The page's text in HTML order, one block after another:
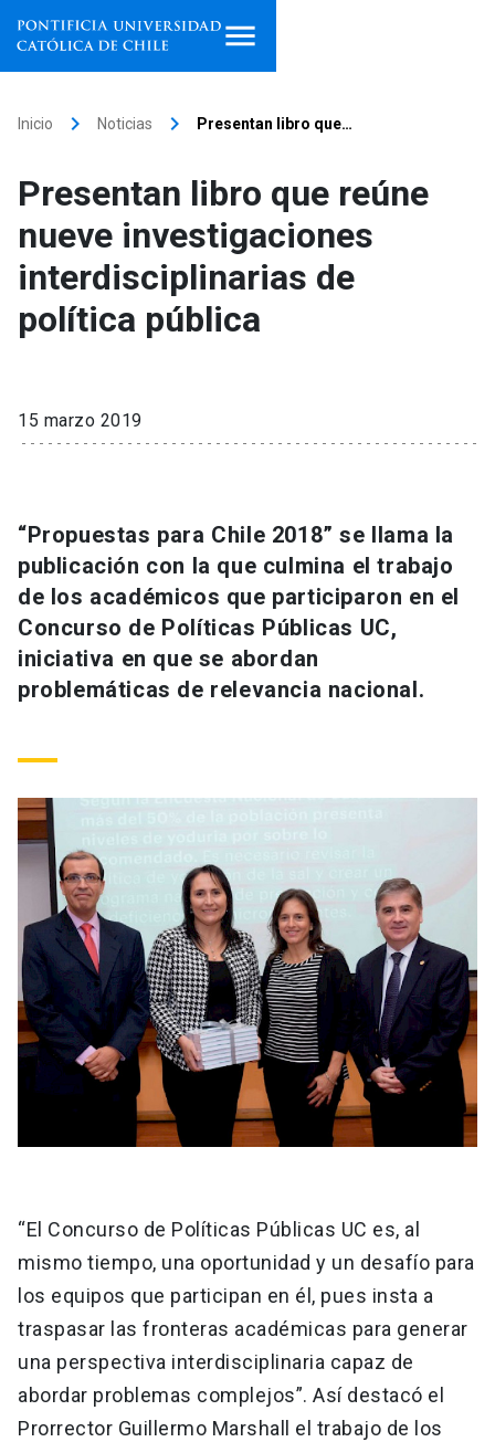
Facultades, escuelas e
institutos
Investigación
Información para keyboard_arrow_down
Futuros estudiantes
Estudiantes
Alumni
Padres y familia
Vecinos launch
Go to english site launch
ACCESOS DIRECTOS
Correo UC
Mi Portal UC
Medios Biblioteca launch
Donaciones launch
Inicio keyboard_arrow_right Noticias keyboard_arrow_right Presentan libro que…
Presentan libro que reúne
nueve investigaciones
interdisciplinarias de
política pública
15 marzo 2019
“Propuestas para Chile 2018” se llama la
publicación con la que culmina el trabajo
de los académicos que participaron en el
Concurso de Políticas Públicas UC,
iniciativa en que se abordan
problemáticas de relevancia nacional.
“El Concurso de Políticas Públicas UC es, al
mismo tiempo, una oportunidad y un desafío para
los equipos que participan en él, pues insta a
traspasar las fronteras académicas para generar
una perspectiva interdisciplinaria capaz de
abordar problemas complejos”. Así destacó el
Prorrector Guillermo Marshall el trabajo de los